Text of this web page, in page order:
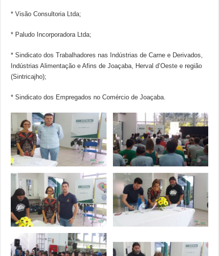
* Visão Consultoria Ltda;
* Paludo Incorporadora Ltda;
* Sindicato dos Trabalhadores nas Indústrias de Carne e Derivados,
Indústrias Alimentação e Afins de Joaçaba, Herval d’Oeste e região
(Sintricajho);
* Sindicato dos Empregados no Comércio de Joaçaba.